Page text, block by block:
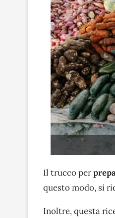
Il trucco per
questo modo, si
Inoltre, questa